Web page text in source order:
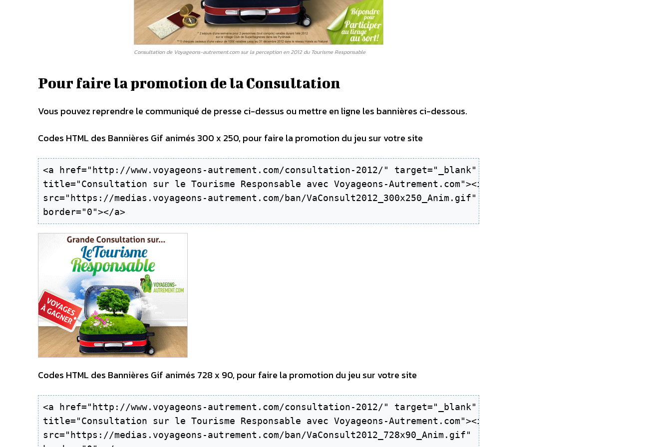
Consultation de Voyageons-autrement.com sur la perception en 2012 du Tourisme Responsable
Pour faire la promotion de la Consultation
Vous pouvez reprendre le communiqué de presse ci-dessus ou mettre en ligne les bannières ci-dessous.
Codes HTML des Bannières Gif animés 300 x 250, pour faire la promotion du jeu sur votre site
<a href="http://www.voyageons-autrement.com/consultation-2012/" target="_blank"
title="Consultation sur le Tourisme Responsable avec Voyageons-Autrement.com"><img
src="https://medias.voyageons-autrement.com/ban/VaConsult2012_300x250_Anim.gif"
border="0"></a>
Codes HTML des Bannières Gif animés 728 x 90, pour faire la promotion du jeu sur votre site
<a href="http://www.voyageons-autrement.com/consultation-2012/" target="_blank"
title="Consultation sur le Tourisme Responsable avec Voyageons-Autrement.com"><img
src="https://medias.voyageons-autrement.com/ban/VaConsult2012_728x90_Anim.gif"